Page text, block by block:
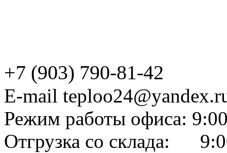
+7 (903) 790-81-42
E-mail
Режим работы офиса:
Отгрузка со склада: